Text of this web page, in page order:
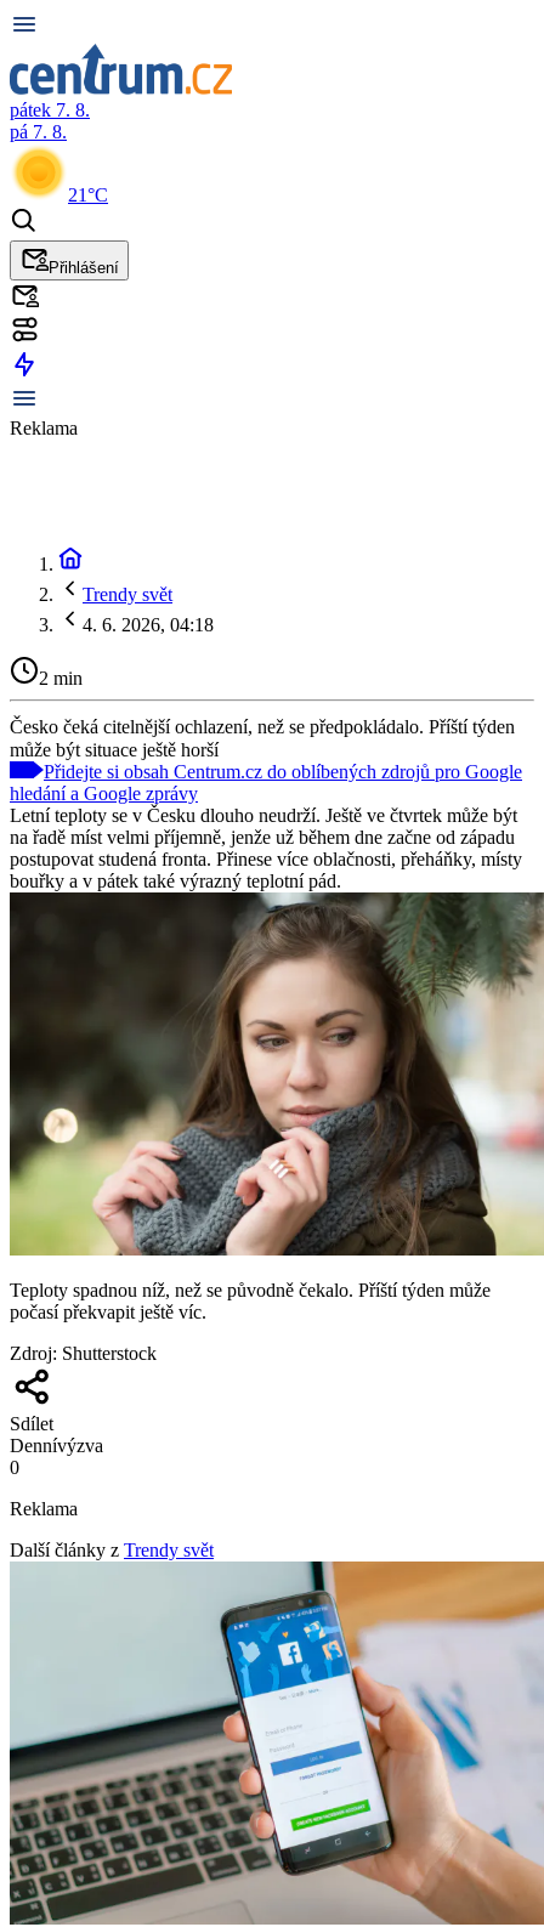
pátek 7. 8.
pá 7. 8.
21°C
Přihlášení
Reklama
Trendy svět
4. 6. 2026, 04:18
2 min
Česko čeká citelnější ochlazení, než se předpokládalo. Příští týden
může být situace ještě horší
Přidejte si obsah Centrum.cz do oblíbených zdrojů pro Google
hledání a Google zprávy
Letní teploty se v Česku dlouho neudrží. Ještě ve čtvrtek může být
na řadě míst velmi příjemně, jenže už během dne začne od západu
postupovat studená fronta. Přinese více oblačnosti, přeháňky, místy
bouřky a v pátek také výrazný teplotní pád.
Teploty spadnou níž, než se původně čekalo. Příští týden může
počasí překvapit ještě víc.
Zdroj: Shutterstock
Sdílet
Dennívýzva
0
Reklama
Další články z Trendy svět